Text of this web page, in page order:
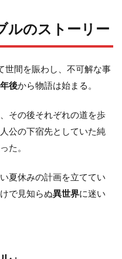
ルのストーリー
世間を賑わし、不可解な事
後から物語は始まる。
その後それぞれの道を歩
公の下宿先としていた純
た。
夏休みの計画を立ててい
で見知らぬ異世界に迷い